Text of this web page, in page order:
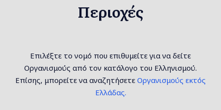
Περιοχές
Επιλέξτε το νομό που επιθυμείτε για να δείτε
Οργανισμούς από τον κατάλογο του Ελληνισμού.
Επίσης, μπορείτε να αναζητήσετε Οργανισμούς εκτός
Ελλάδας.